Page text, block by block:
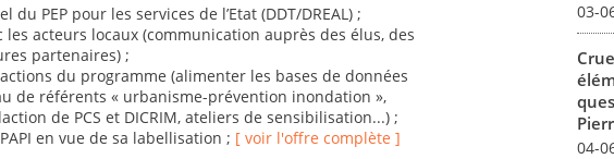
PEP pour les services de l’Etat (DDT/DREAL) ;
les acteurs locaux (communication auprès des élus, des
partenaires) ;
du programme (alimenter les bases de données
de référents « urbanisme-prévention inondation »,
de PCS et DICRIM, ateliers de sensibilisation...) ;
en vue de sa labellisation ; [ voir l'offre complète ]
03-
04-